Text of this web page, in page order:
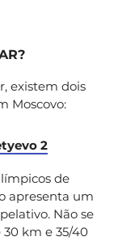
existem dois
Moscovo:
2
de
apresenta um
Não se
km e 35/40